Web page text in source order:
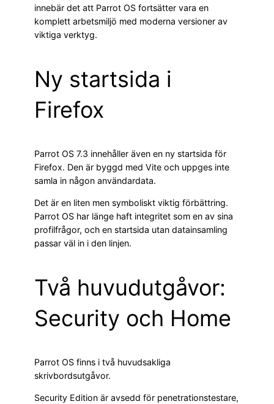
innebär det att Parrot OS fortsätter vara en
komplett arbetsmiljö med moderna versioner av
viktiga verktyg.
Ny startsida i
Firefox
Parrot OS 7.3 innehåller även en ny startsida för
Firefox. Den är byggd med Vite och uppges inte
samla in någon användardata.
Det är en liten men symboliskt viktig förbättring.
Parrot OS har länge haft integritet som en av sina
profilfrågor, och en startsida utan datainsamling
passar väl in i den linjen.
Två huvudutgåvor:
Security och Home
Parrot OS finns i två huvudsakliga
skrivbordsutgåvor.
Security Edition är avsedd för penetrationstestare,